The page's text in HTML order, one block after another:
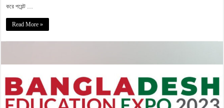
করে পয়েন্ট …
Read More »